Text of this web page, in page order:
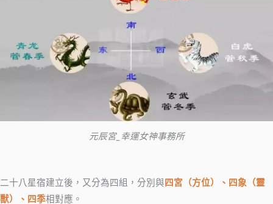
元辰宮_幸運女神事務所
二十八星宿建立後，又分為四組，分別與 四宮（方位）、四象（靈
獸）、四季相對應。